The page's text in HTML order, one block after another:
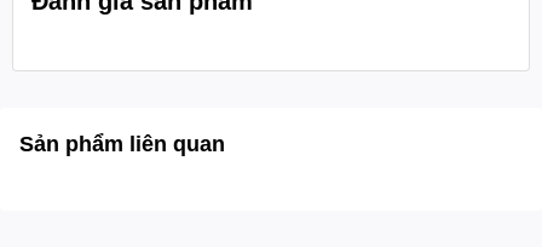
hiển thị, mang đến trải nghiệm xem rộng mở, hiện đại;
đặt treo tường để tiết kiệm diện tích.
Sản phẩm liên quan